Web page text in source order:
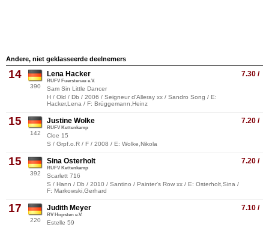
Andere, niet geklasseerde deelnemers
14
390
7.30 /
Lena Hacker
RUFV Fuerstenau e.V.
Sam Sin Little Dancer
H / Old / Db / 2006 / Seigneur d'Alleray xx / Sandro Song / E:
Hacker,Lena / F: Brüggemann,Heinz
15
142
7.20 /
Justine Wolke
RUFV Kettenkamp
Cloe 15
S / Grpf.o.R / F / 2008 / E: Wolke,Nikola
15
392
7.20 /
Sina Osterholt
RUFV Kettenkamp
Scarlett 716
S / Hann / Db / 2010 / Santino / Painter's Row xx / E: Osterholt,Sina /
F: Markowski,Gerhard
17
220
7.10 /
Judith Meyer
RV Hopsten e.V.
Estelle 59